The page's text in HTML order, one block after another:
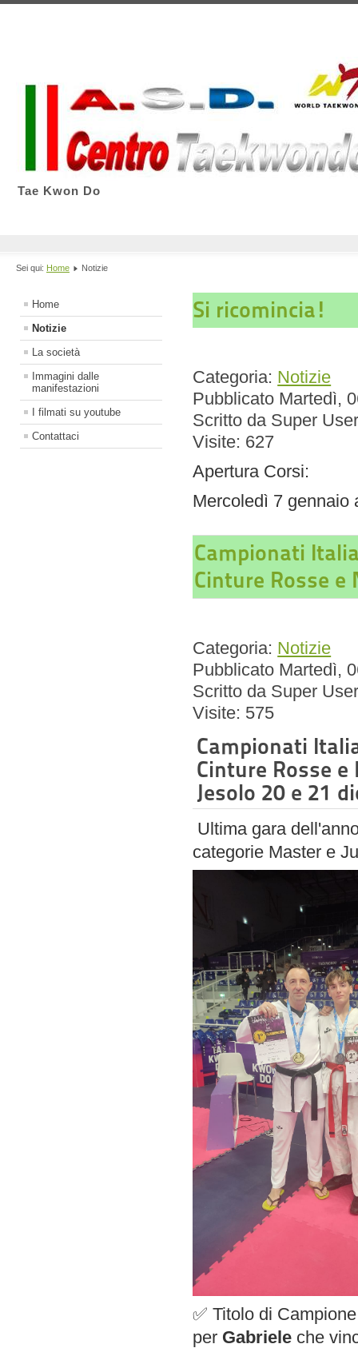
Tae Kwon Do
Sei qui: Home Notizie
Home
Notizie
La società
Immagini dalle
manifestazioni
I filmati su youtube
Contattaci
Si ricomincia!
Categoria: Notizie
Pubblicato Martedì,
Scritto da Super
Visite: 627
Apertura Corsi:
Mercoledì 7 gennaio
Campionati
Cinture Rosse e
Categoria: Notizie
Pubblicato Martedì,
Scritto da Super
Visite: 575
Campionati
Cinture Rosse e
Jesolo 20 e 21
Ultima gara
categorie Master e
✅️ Titolo di
per Gabriele che